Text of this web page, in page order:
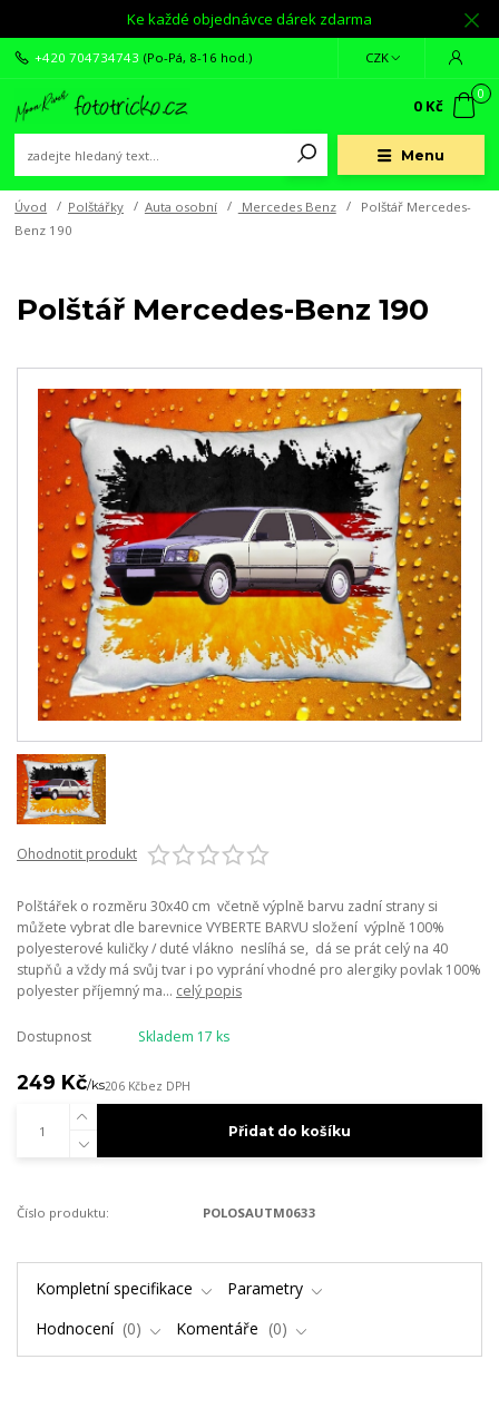
Ke každé objednávce dárek zdarma
Menu
CZK
+420 704734743 (Po-Pá, 8-16 hod.)
0
0 Kč
Úvod Polštářky Auta osobní Mercedes Benz
Polštář Mercedes-
Benz 190
Polštář Mercedes-Benz 190
Ohodnotit produkt
Polštářek o rozměru 30x40 cm včetně výplně barvu zadní strany si
můžete vybrat dle barevnice VYBERTE BARVU složení výplně 100%
polyesterové kuličky / duté vlákno neslíhá se, dá se prát celý na 40
stupňů a vždy má svůj tvar i po vyprání vhodné pro alergiky povlak 100%
polyester příjemný ma... celý popis
Dostupnost Skladem 17 ks
249 Kč/ks206 Kčbez DPH
Přidat do košíku
Číslo produktu: POLOSAUTM0633
Kompletní specifikace
Parametry
Hodnocení
0 Komentáře 0